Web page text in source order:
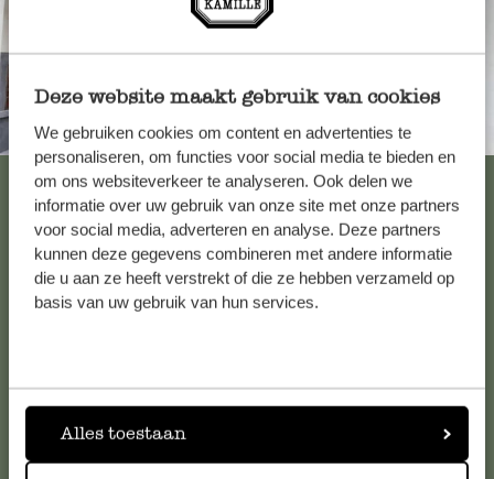
Deze website maakt gebruik van cookies
We gebruiken cookies om content en advertenties te
personaliseren, om functies voor social media te bieden en
om ons websiteverkeer te analyseren. Ook delen we
informatie over uw gebruik van onze site met onze partners
voor social media, adverteren en analyse. Deze partners
kunnen deze gegevens combineren met andere informatie
die u aan ze heeft verstrekt of die ze hebben verzameld op
basis van uw gebruik van hun services.
Alles toestaan
Immer in der Nähe
Alle 62 Geschäfte anzeigen
Kundenservice/Hilfe
die Antworten aufhäufig gestellte Fragen.